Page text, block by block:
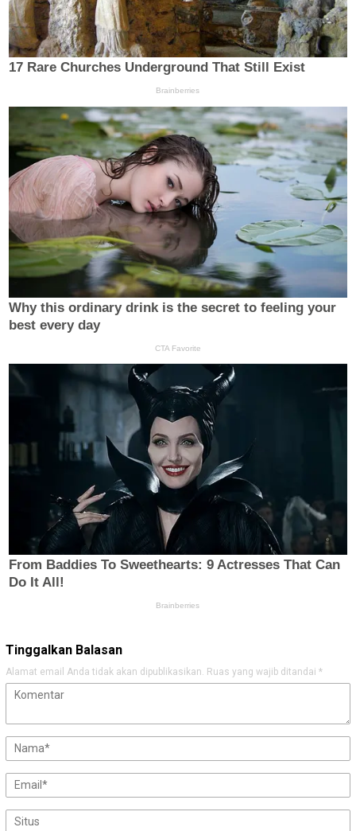
Tinggalkan Balasan
Alamat email Anda tidak akan dipublikasikan. Ruas yang wajib ditandai *